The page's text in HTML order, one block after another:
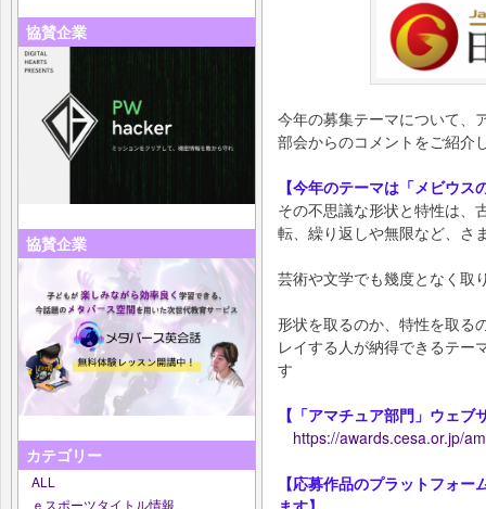
協賛企業
協賛企業
カテゴリー
ALL
ｅスポーツタイトル情報
今年の募集テーマについて、
部会からのコメントをご紹介
【今年のテーマは「メビウス
その不思議な形状と特性は、
転、繰り返しや無限など、さ
芸術や文学でも幾度となく取
形状を取るのか、特性を取る
レイする人が納得できるテー
す
【「アマチュア部門」ウェブ
https://awards.cesa.or.jp/
【応募作品のプラットフォ